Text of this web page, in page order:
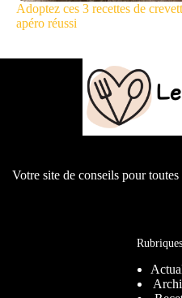
Adoptez ces 3 recettes de
apéro réussi
Votre site de conseils pour
Rubriques